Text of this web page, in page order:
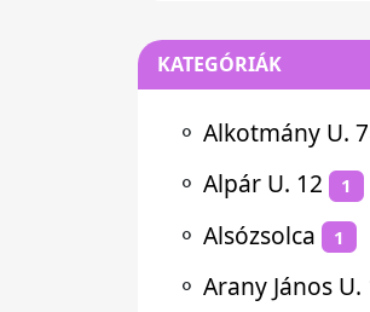
KATEGÓRIÁK
⚬ Alkotmány U.
⚬ Alpár U. 12 1
⚬ Alsózsolca 1
⚬ Arany János U.